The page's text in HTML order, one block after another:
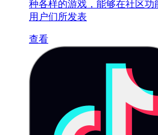
种各样的游戏，能够在社区
用户们所发表
查看